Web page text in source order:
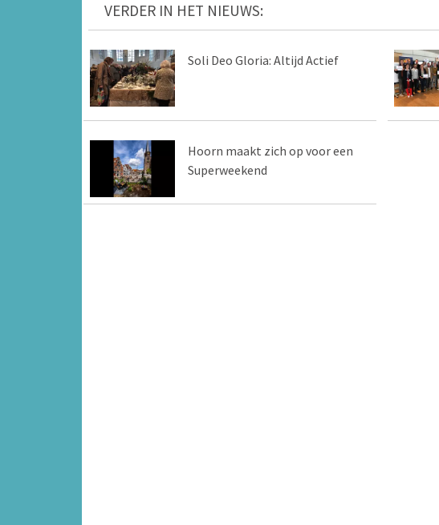
VERDER IN HET NIEUWS:
Soli Deo Gloria: Altijd Actief
Hoorn maakt zich op voor een
Superweekend